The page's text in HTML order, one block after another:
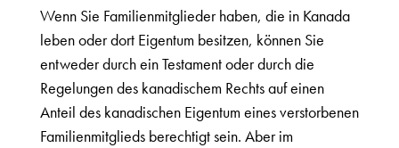
Wenn Sie Familienmitglieder haben, die in Kanada
leben oder dort Eigentum besitzen, können Sie
entweder durch ein Testament oder durch die
Regelungen des kanadischem Rechts auf einen
Anteil des kanadischen Eigentum eines verstorbenen
Familienmitglieds berechtigt sein. Aber im